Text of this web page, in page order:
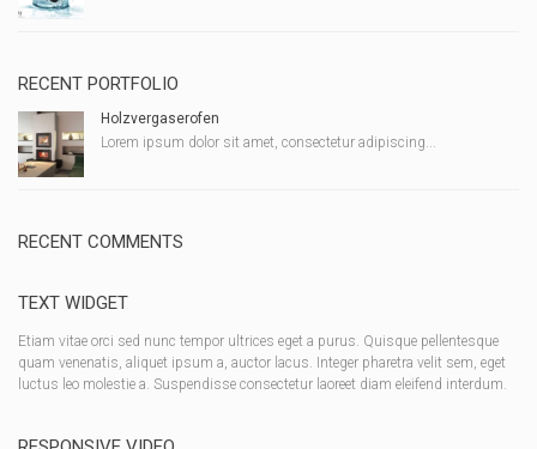
RECENT PORTFOLIO
Holzvergaserofen
Lorem ipsum dolor sit amet, consectetur adipiscing...
RECENT COMMENTS
TEXT WIDGET
Etiam vitae orci sed nunc tempor ultrices eget a purus. Quisque pellentesque
quam venenatis, aliquet ipsum a, auctor lacus. Integer pharetra velit sem, eget
luctus leo molestie a. Suspendisse consectetur laoreet diam eleifend interdum.